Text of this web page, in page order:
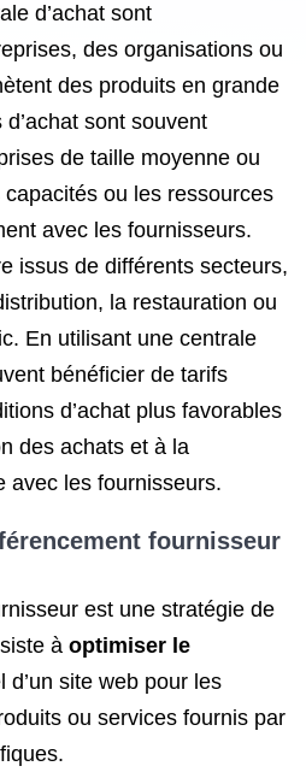
d’achat sont
des organisations ou
des produits en grande
sont souvent
de taille moyenne ou
capacités ou les ressources
avec les fournisseurs.
issus de différents secteurs,
la restauration ou
En utilisant une centrale
bénéficier de tarifs
d’achat plus favorables
des achats et à la
avec les fournisseurs.
fournisseur
est une stratégie de
à optimiser le
d’un site web pour les
ou services fournis par